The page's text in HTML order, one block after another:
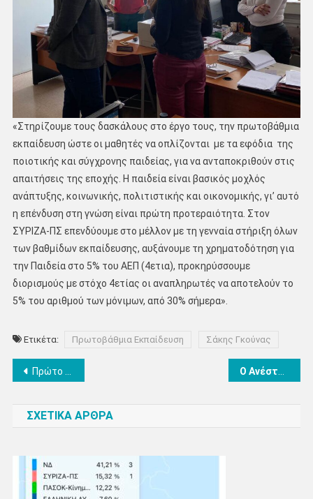
«Στηρίζουμε τους δασκάλους στο έργο τους, την πρωτοβάθμια
εκπαίδευση ώστε οι μαθητές να οπλίζονται με τα εφόδια της
ποιοτικής και σύγχρονης παιδείας, για να ανταποκριθούν στις
απαιτήσεις της εποχής. Η παιδεία είναι βασικός μοχλός
ανάπτυξης, κοινωνικής, πολιτιστικής και οικονομικής, γι’ αυτό
η επένδυση στη γνώση είναι πρώτη προτεραιότητα. Στον
ΣΥΡΙΖΑ-ΠΣ επενδύουμε στο μέλλον με τη γενναία στήριξη όλων
των βαθμίδων εκπαίδευσης, αυξάνουμε τη χρηματοδότηση για
την Παιδεία στο 5% του ΑΕΠ (4ετια), προκηρύσσουμε
διορισμούς με στόχο 4ετίας οι αναπληρωτές να αποτελούν το
5% του αριθμού των μόνιμων, από 30% σήμερα».
Ετικέτα: Πρωτοβάθμια Εκπαίδευση Σάκης Γκούνας
Πλοήγηση
Πρώτο Παιδικό Φεστιβάλ Παραδοσιακών Χορών Δήμου Δίου-Ολύμπου «Τάκης Μακρής» στις 24 Μαΐου με τη συμμετοχή 250 χορευτών από 8 πολιτιστικούς συλλόγους
ΣΧΕΤΙΚΑ ΑΡΘΡΑ